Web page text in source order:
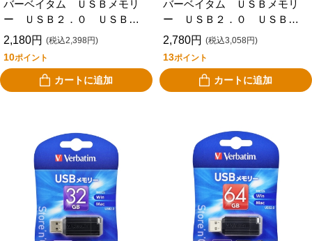
バーベイタム ＵＳＢメモリ
ー ＵＳＢ２．０ ＵＳＢＰ
８ＧＶＺ４
2,180円 (税込2,398円)
10ポイント
カートに追加
バーベイタム ＵＳＢメモリ
ー ＵＳＢ２．０ ＵＳＢＰ
１６ＧＶＺ４
2,780円 (税込3,058円)
13ポイント
カートに追加